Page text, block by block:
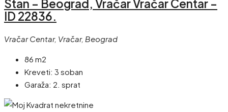
Stan – Beograd, Vračar Vračar Centar –
ID 22836.
Vračar Centar, Vračar, Beograd
86 m2
Kreveti: 3 soban
Garaža: 2. sprat